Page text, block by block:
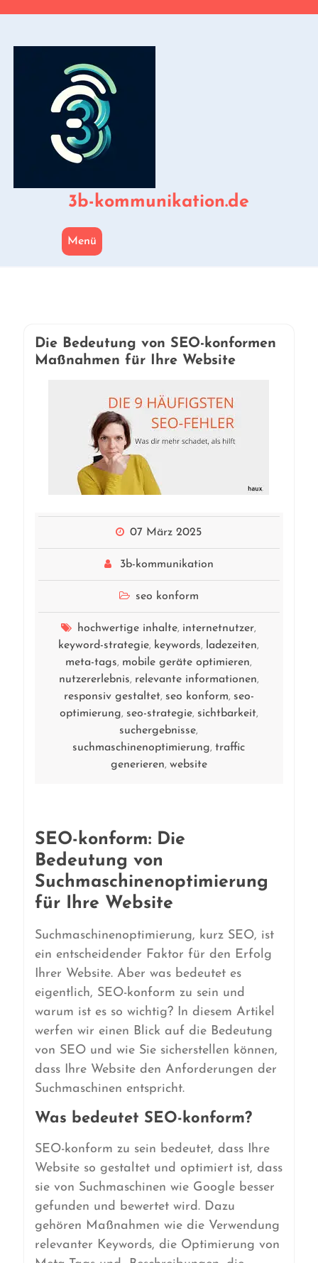
3b-kommunikation.de
Menü
Die Bedeutung von SEO-konformen
Maßnahmen für Ihre Website
07 März 2025
3b-kommunikation
seo konform
hochwertige inhalte, internetnutzer,
keyword-strategie, keywords, ladezeiten,
meta-tags, mobile geräte optimieren,
nutzererlebnis, relevante informationen,
responsiv gestaltet, seo konform, seo-
optimierung, seo-strategie, sichtbarkeit,
suchergebnisse,
suchmaschinenoptimierung,traffic
generieren, website
SEO-konform: Die
Bedeutung von
Suchmaschinenoptimierung
für Ihre Website
Suchmaschinenoptimierung, kurz SEO, ist
ein entscheidender Faktor für den Erfolg
Ihrer Website. Aber was bedeutet es
eigentlich, SEO-konform zu sein und
warum ist es so wichtig? In diesem Artikel
werfen wir einen Blick auf die Bedeutung
von SEO und wie Sie sicherstellen können,
dass Ihre Website den Anforderungen der
Suchmaschinen entspricht.
Was bedeutet SEO-konform?
SEO-konform zu sein bedeutet, dass Ihre
Website so gestaltet und optimiert ist, dass
sie von Suchmaschinen wie Google besser
gefunden und bewertet wird. Dazu
gehören Maßnahmen wie die Verwendung
relevanter Keywords, die Optimierung von